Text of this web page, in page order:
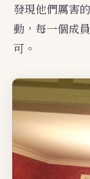
發現他們厲害
動，每一個成
可。